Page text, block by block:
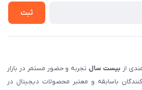
ثبت
از بیست سال تجربه و حضور مستمر در بازار
باسابقه و معتبر محصولات دیجیتال در